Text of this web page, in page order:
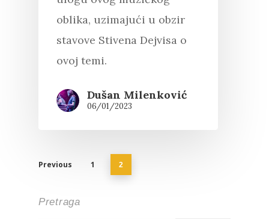
oblika, uzimajući u obzir
stavove Stivena Dejvisa o
ovoj temi.
Dušan Milenković
06/01/2023
Previous 1 2
Pretraga